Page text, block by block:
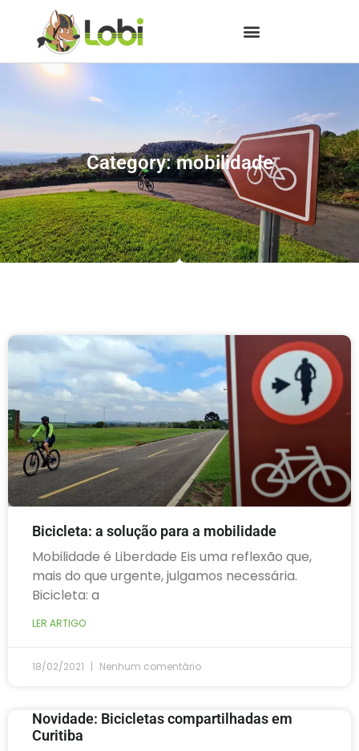
Category: mobilidade
Bicicleta: a solução para a mobilidade
Mobilidade é Liberdade Eis uma reflexão que,
mais do que urgente, julgamos necessária.
Bicicleta: a
LER ARTIGO
18/02/2021 Nenhum comentário
Novidade: Bicicletas compartilhadas em
Curitiba